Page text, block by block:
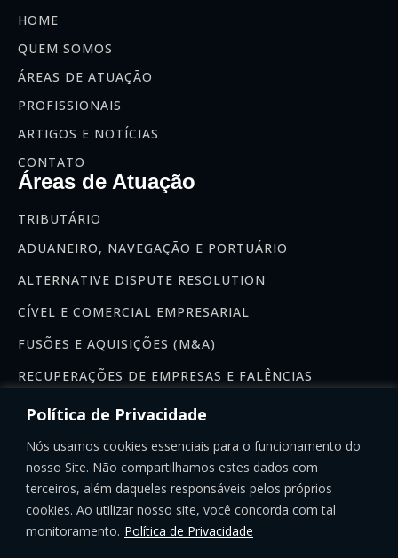
Política de Privacidade
Nós usamos cookies essenciais para o funcionamento do
nosso Site. Não compartilhamos estes dados com
terceiros, além daqueles responsáveis pelos próprios
cookies. Ao utilizar nosso site, você concorda com tal
monitoramento. Política de Privacidade
HOME
QUEM SOMOS
ÁREAS DE ATUAÇÃO
PROFISSIONAIS
ARTIGOS E NOTÍCIAS
CONTATO
Áreas de Atuação
TRIBUTÁRIO
ADUANEIRO, NAVEGAÇÃO E PORTUÁRIO
ALTERNATIVE DISPUTE RESOLUTION
CÍVEL E COMERCIAL EMPRESARIAL
FUSÕES E AQUISIÇÕES (M&A)
RECUPERAÇÕES DE EMPRESAS E FALÊNCIAS
Se inscreva na nossa newsletter:
INSCREVER-SE